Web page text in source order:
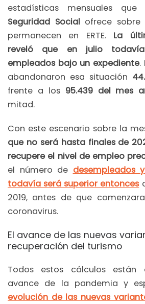
estadísticas mensuales
Seguridad Socialofrece sobre
permanecen en ERTE. La
reveló que en julio
empleados bajo un expediente.
abandonaron esa situación
frente a los 95.439 del mes
mitad.
Con este escenario sobre la
que no será hasta finales de
recupere el nivel de empleo
el número de desempleados
todavía será superior entonces
2019, antes de que
coronavirus.
El avance de las nuevas
recuperación del turismo
Todos estos cálculos están
avance de la pandemia y
evolución de las nuevas